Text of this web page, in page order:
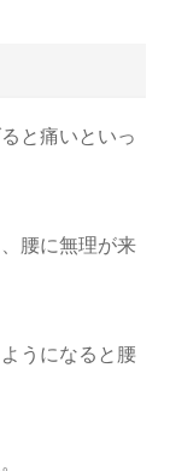
と痛いといっ
腰に無理が来
うになると腰